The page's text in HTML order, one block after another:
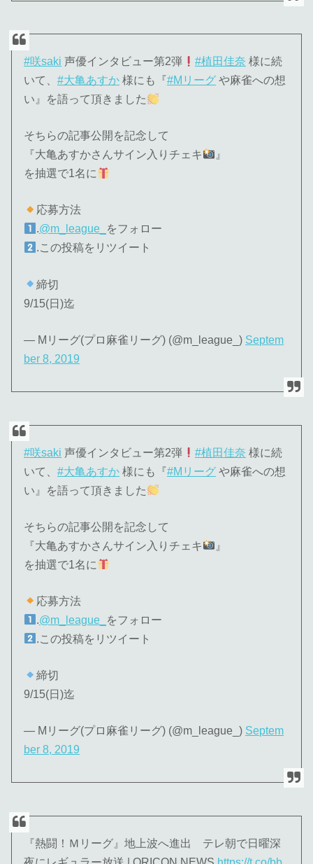
#咲saki 声優インタビュー第2弾 #植田佳奈 様に続
いて、#大亀あすか 様にも『#Mリーグ や麻雀への想
い』を語って頂きました
そちらの記事公開を記念して
『大亀あすかさんサイン入りチェキ
』
を抽選で1名に
応募方法
.@m_league_
をフォロー
.この投稿をリツイート
締切
9/15(日)迄
— Mリーグ(プロ麻雀リーグ) (@m_league_) Septem
ber 8, 2019
#咲saki 声優インタビュー第2弾 #植田佳奈 様に続
いて、#大亀あすか 様にも『#Mリーグ や麻雀への想
い』を語って頂きました
そちらの記事公開を記念して
『大亀あすかさんサイン入りチェキ
』
を抽選で1名に
応募方法
.@m_league_
をフォロー
.この投稿をリツイート
締切
9/15(日)迄
— Mリーグ(プロ麻雀リーグ) (@m_league_) Septem
ber 8, 2019
『熱闘！Ｍリーグ』地上波へ進出 テレ朝で日曜深